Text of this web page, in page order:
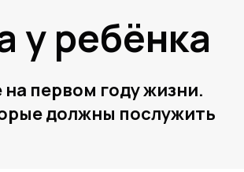
у ребёнка
первом году жизни.
должны послужить